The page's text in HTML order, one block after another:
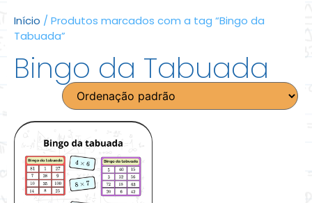
Início / Produtos marcados com a tag “Bingo da
Tabuada”
Bingo da Tabuada